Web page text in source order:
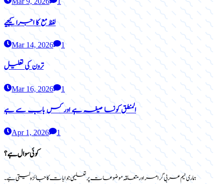
لفظ مع کا اجرا کیجیے
Mar 14, 2026 1
ترون کی تعلیل
Mar 16, 2026 1
المنطق کونسا صیغہ ہے اور کس باب سے ہے
Apr 1, 2026 1
کوئی سوال ہے؟
ہماری ٹیم عربی گرامر اور متعلقہ موضوعات پر تعلیمی جوابات کا جائزہ لیتی ہے۔